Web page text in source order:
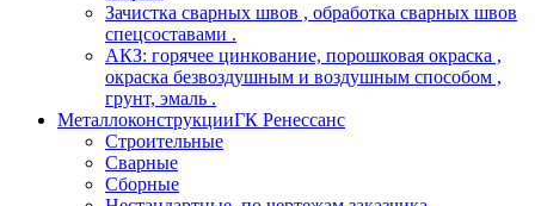
Зачистка сварных швов , обработка сварных швов
спецсоставами .
АКЗ: горячее цинкование, порошковая окраска ,
окраска безвоздушным и воздушным способом ,
грунт, эмаль .
МеталлоконструкцииГК Ренессанс
Строительные
Сварные
Сборные